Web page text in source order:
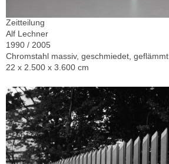
Zeitteilung
Alf Lechner
1990 / 2005
Chromstahl massiv, geschmiedet, geflämmt
22 x 2.500 x 3.600 cm